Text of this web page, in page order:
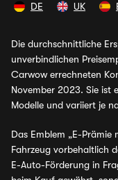
DE UK
Die durchschnittliche
unverbindlichen
Carwow errechneten
November 2023. Sie ist
Modelle und variiert je
Das Emblem „E-
Fahrzeug vorbehaltlich
E-Auto-Förderung in